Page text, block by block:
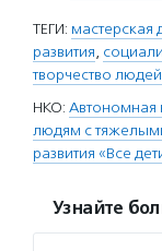
ТЕГИ: мастерская
развития,
творчество
НКО: Автономная
людям с
развития «Все
Узнайте